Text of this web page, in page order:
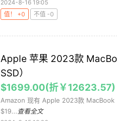
2024-8-16 19:05
值！ +0
不值 -0
Apple 苹果 2023款
SSD）
$1699.00(折￥12623.57)
Amazon 现有 Apple 2023款
$19... 查看全文